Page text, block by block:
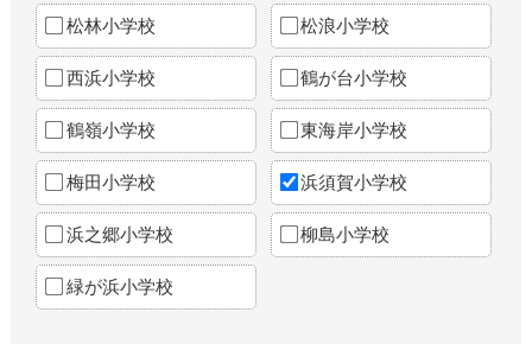
松林小学校 松浪小学校
西浜小学校 鶴が台小学校
鶴嶺小学校 東海岸小学校
梅田小学校 浜須賀小学校
浜之郷小学校 柳島小学校
緑が浜小学校